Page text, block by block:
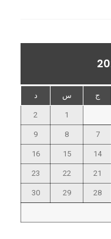
ج س د
1
2
7
8
9
14
15
16
21
22
23
28
29
30